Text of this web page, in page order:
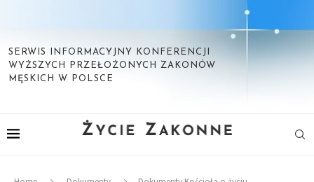
SERWIS INFORMACYJNY KONFERENCJI
WYŻSZYCH PRZEŁOŻONYCH ZAKONÓW
MĘSKICH W POLSCE